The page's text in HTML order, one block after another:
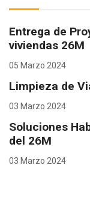
Entrega de
viviendas 26M
05 Marzo 2024
Limpieza de
03 Marzo 2024
Soluciones
del 26M
03 Marzo 2024